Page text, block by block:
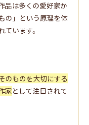
品は多くの愛好家か
の」という原理を体
います。
のものを大切にする
家として注目されて